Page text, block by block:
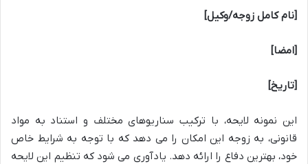
[نام کامل زوجه/وکیل]
[امضا]
[تاریخ]
این نمونه لایحه، با ترکیب سناریوهای مختلف و استناد به مواد
قانونی، به زوجه این امکان را می دهد که با توجه به شرایط خاص
خود، بهترین دفاع را ارائه دهد. یادآوری می شود که تنظیم این لایحه